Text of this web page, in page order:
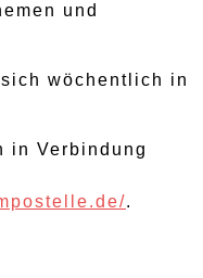
und
wöchentlich in
in Verbindung
.